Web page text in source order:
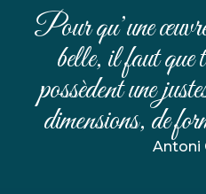
Pour qu’une
belle, il faut que
possèdent une
dimensions, de
Antoni